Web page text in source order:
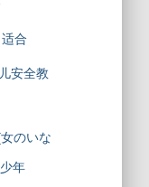
合
安全教
のいな
年